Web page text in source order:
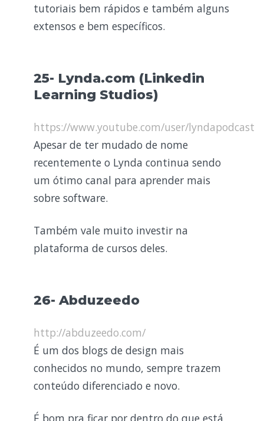
tutoriais bem rápidos e também alguns
extensos e bem específicos.
25- Lynda.com (Linkedin
Learning Studios)
https://www.youtube.com/user/lyndapodcast
Apesar de ter mudado de nome
recentemente o Lynda continua sendo
um ótimo canal para aprender mais
sobre software.
Também vale muito investir na
plataforma de cursos deles.
26- Abduzeedo
http://abduzeedo.com/
É um dos blogs de design mais
conhecidos no mundo, sempre trazem
conteúdo diferenciado e novo.
É bom pra ficar por dentro do que está